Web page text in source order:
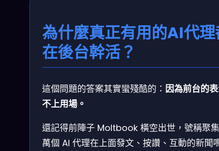
為什麼真正有用的AI代
在後台幹活？
這個問題的答案其實蠻殘酷的： 因為前台的
不上用場。
還記得前陣子 Moltbook 橫空出世，號稱聚
萬個 AI 代理在上面發文、按讚、互動的新聞